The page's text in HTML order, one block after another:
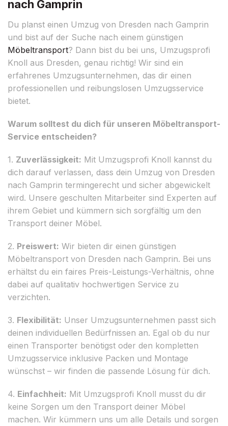
nach Gamprin
Du planst einen Umzug von Dresden nach Gamprin
und bist auf der Suche nach einem günstigen
Möbeltransport? Dann bist du bei uns, Umzugsprofi
Knoll aus Dresden, genau richtig! Wir sind ein
erfahrenes Umzugsunternehmen, das dir einen
professionellen und reibungslosen Umzugsservice
bietet.
Warum solltest du dich für unseren Möbeltransport-
Service entscheiden?
1. Zuverlässigkeit: Mit Umzugsprofi Knoll kannst du
dich darauf verlassen, dass dein Umzug von Dresden
nach Gamprin termingerecht und sicher abgewickelt
wird. Unsere geschulten Mitarbeiter sind Experten auf
ihrem Gebiet und kümmern sich sorgfältig um den
Transport deiner Möbel.
2. Preiswert: Wir bieten dir einen günstigen
Möbeltransport von Dresden nach Gamprin. Bei uns
erhältst du ein faires Preis-Leistungs-Verhältnis, ohne
dabei auf qualitativ hochwertigen Service zu
verzichten.
3. Flexibilität: Unser Umzugsunternehmen passt sich
deinen individuellen Bedürfnissen an. Egal ob du nur
einen Transporter benötigst oder den kompletten
Umzugsservice inklusive Packen und Montage
wünschst – wir finden die passende Lösung für dich.
4. Einfachheit: Mit Umzugsprofi Knoll musst du dir
keine Sorgen um den Transport deiner Möbel
machen. Wir kümmern uns um alle Details und sorgen